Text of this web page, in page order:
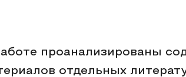
проанализированы
отдельных